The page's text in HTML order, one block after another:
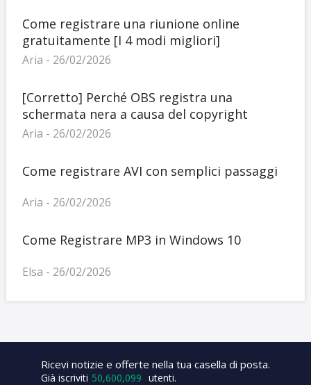
Come registrare una riunione online
gratuitamente [I 4 modi migliori]
Aria - 26/02/2026
[Corretto] Perché OBS registra una
schermata nera a causa del copyright
Aria - 26/02/2026
Come registrare AVI con semplici passaggi
Aria - 26/02/2026
Come Registrare MP3 in Windows 10
Elsa - 26/02/2026
Ricevi notizie e offerte nella tua casella di posta.
Già iscriviti 50,600,099 utenti.
+3